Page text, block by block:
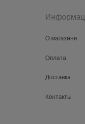
О магазине
Оплата
Доставка
Контакты